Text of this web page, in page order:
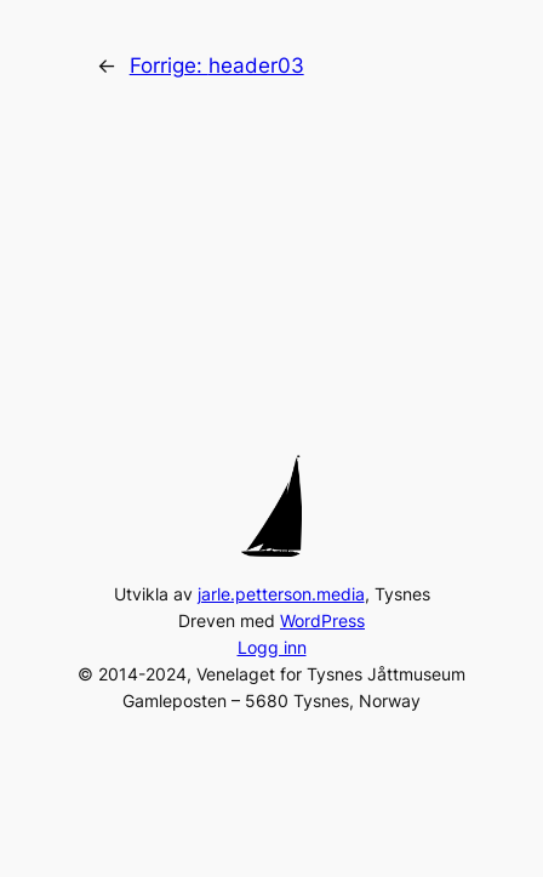
← Forrige: header03
Utvikla av jarle.petterson.media, Tysnes
Dreven med WordPress
Logg inn
© 2014-2024, Venelaget for Tysnes Jåttmuseum
Gamleposten – 5680 Tysnes, Norway